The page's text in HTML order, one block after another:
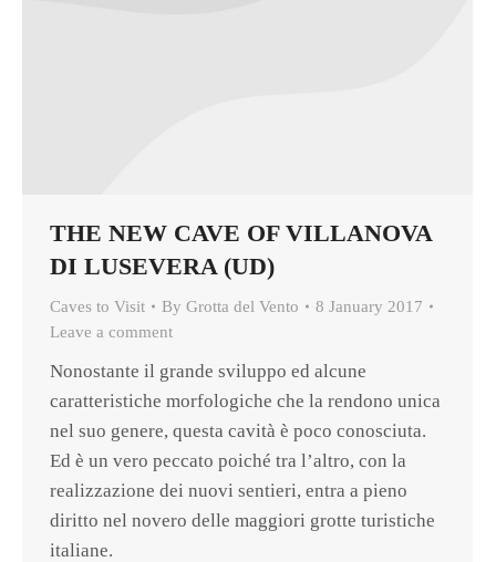
THE NEW CAVE OF VILLANOVA
DI LUSEVERA (UD)
Caves to Visit By Grotta del Vento
8 January 2017
Leave a comment
Nonostante il grande sviluppo ed alcune
caratteristiche morfologiche che la rendono unica
nel suo genere, questa cavità è poco conosciuta.
Ed è un vero peccato poiché tra l’altro, con la
realizzazione dei nuovi sentieri, entra a pieno
diritto nel novero delle maggiori grotte turistiche
italiane.